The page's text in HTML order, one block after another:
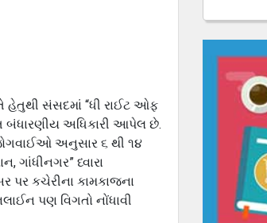
હેતુથી સંસદમાં “ધી રાઈટ ઓફ
અધિકારી આપેલ છે.
અનુસાર ૬ થી ૧૪
ગાંધીનગર” ધ્વારા
કચેરીના કામકાજના
પણ વિગતો નોંધાવી